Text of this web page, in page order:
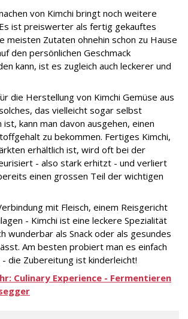
von Kimchi bringt noch weitere
ist preiswerter als fertig gekauftes
meisten Zutaten ohnehin schon zu Hause
den persönlichen Geschmack
kann, ist es zugleich auch leckerer und
die Herstellung von Kimchi Gemüse aus
das vielleicht sogar selbst
kann man davon ausgehen, einen
zu bekommen. Fertiges Kimchi,
erhältlich ist, wird oft bei der
- also stark erhitzt - und verliert
einen grossen Teil der wichtigen
mit Fleisch, einem Reisgericht
- Kimchi ist eine leckere Spezialität
wunderbar als Snack oder als gesundes
Am besten probiert man es einfach
die Zubereitung ist kinderleicht!
Culinary Experience - Fermentieren